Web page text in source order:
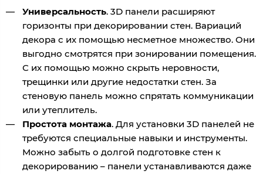
Универсальность. 3D панели расширяют
горизонты при декорировании стен. Вариаций
декора с их помощью несметное множество. Они
выгодно смотрятся при зонировании помещения.
С их помощью можно скрыть неровности,
трещинки или другие недостатки стен. За
стеновую панель можно спрятать коммуникации
или утеплитель.
Простота монтажа. Для установки 3D панелей не
требуются специальные навыки и инструменты.
Можно забыть о долгой подготовке стен к
декорированию – панели устанавливаются даже